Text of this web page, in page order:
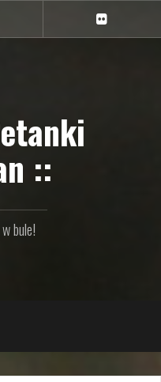
na
::
bule!